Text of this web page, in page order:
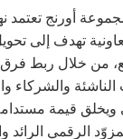
أورنج تعتمد
تهدف إلى
من خلال ربط فرق
والشركاء
قيمة مستدامة
الرقمي